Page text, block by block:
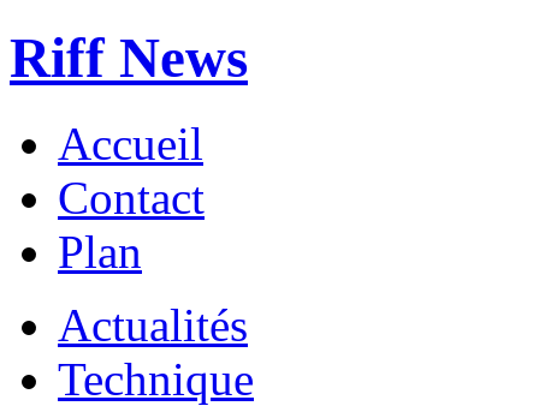
Riff News
Accueil
Contact
Plan
Actualités
Technique